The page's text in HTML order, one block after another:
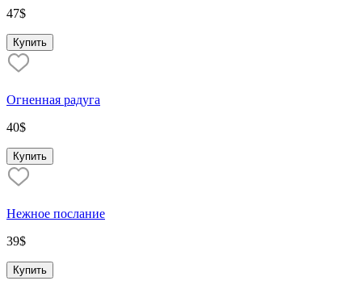
47$
Купить
Огненная радуга
40$
Купить
Нежное послание
39$
Купить